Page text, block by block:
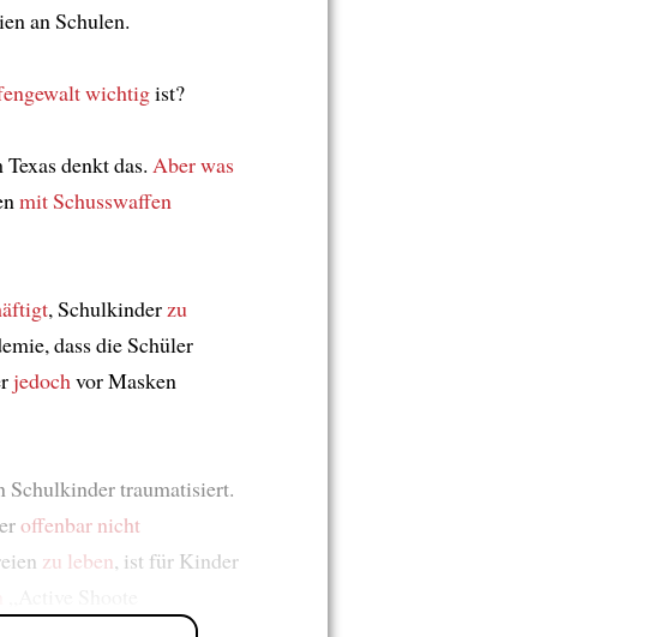
an Schulen.
wichtigist?
denkt das. Aber was
mit Schusswaffen
, Schulkinder zu
dass die Schüler
jedoch vor Masken
Schulkinder traumatisiert.
offenbar nicht
zu leben, ist für Kinder